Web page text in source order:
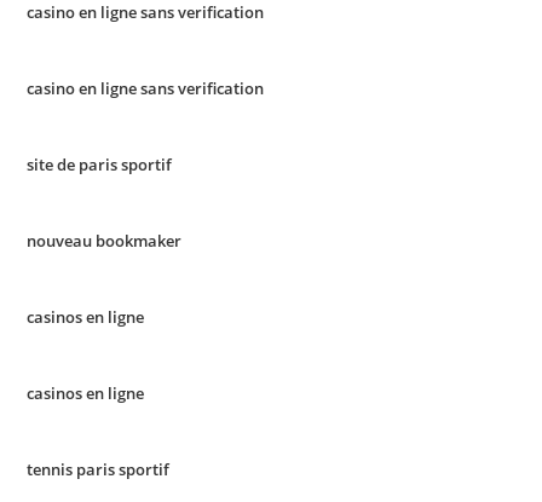
casino en ligne sans verification
casino en ligne sans verification
site de paris sportif
nouveau bookmaker
casinos en ligne
casinos en ligne
tennis paris sportif